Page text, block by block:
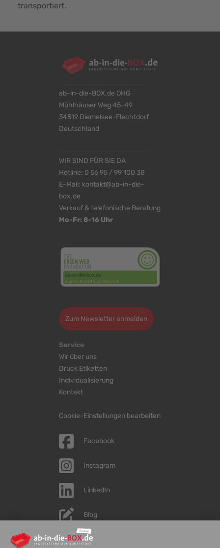
transportiert.
ab-in-die-BOX.de OHG
Mühlhäuser Weg 45-49
34519 Diemelsee-Flechtdorf
Deutschland
WIR SIND FÜR SIE DA
Hotline: 0 56 95 / 99 100 38
E-Mail: kontakt@ab-in-die-
box.de
Verkauf & telefonische Beratung
Mo-Fr: 8-16 Uhr
Zum Newsletter anmelden
Service
Wir über uns
Druck Etiketten
Individualisierung
Kontakt
Cookie-Einstellungen bearbeiten
Facebook
Instagram
LinkedIn
Blog
YouTube